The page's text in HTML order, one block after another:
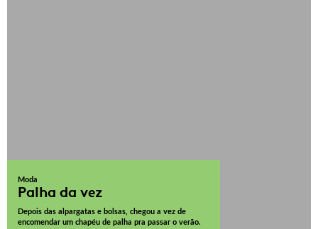
Moda
Palha da vez
Depois das alpargatas e bolsas, chegou a vez de
encomendar um chapéu de palha pra passar o verão.